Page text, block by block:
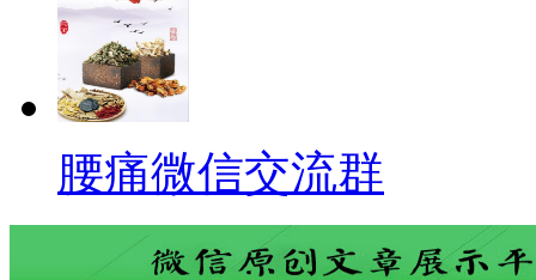
腰痛微信交流群